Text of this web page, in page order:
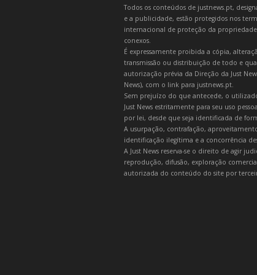
Todos os conteúdos de justnews.pt,
e a publicidade, estão protegidos nos
internacional de proteção da
conexos.
É expressamente proibida a cópia,
transmissão ou distribuição de todo e
autorização prévia da Direção da Just
News), com o link para justnews.pt.
Sem prejuízo do que antecede, o
Just News estritamente para seu uso
por lei, desde que seja identificada de
A usurpação, contrafação,
identificação ilegítima e a concorrência
A Just News reserva-se o direito de agir
reprodução, difusão, exploração
autorizada do conteúdo do site por